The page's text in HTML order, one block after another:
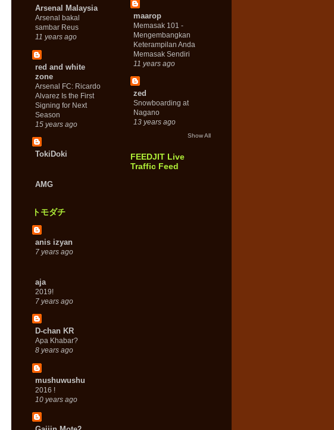
Arsenal Malaysia
Arsenal bakal
sambar Reus
11 years ago
red and white
zone
Arsenal FC: Ricardo
Alvarez Is the First
Signing for Next
Season
15 years ago
TokiDoki
AMG
トモダチ
anis izyan
7 years ago
aja
2019!
7 years ago
D-chan KR
Apa Khabar?
8 years ago
mushuwushu
2016 !
10 years ago
maarop
Memasak 101 -
Mengembangkan
Keterampilan Anda
Memasak Sendiri
11 years ago
zed
Snowboarding at
Nagano
13 years ago
Show All
FEEDJIT Live
Traffic Feed